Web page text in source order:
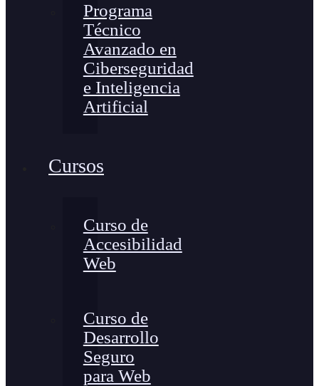
Programa
Técnico
Avanzado en
Ciberseguridad
e Inteligencia
Artificial
Cursos
Curso de
Accesibilidad
Web
Curso de
Desarrollo
Seguro
para Web